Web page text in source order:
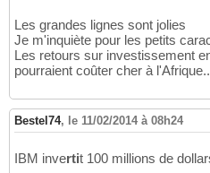
Les grandes lignes sont jolies
Je m'inquiète pour les petits
Les retours sur investissement
pourraient coûter cher à
Bestel74, le 11/02/2014 à 08h24
IBM invertit 100 millions de